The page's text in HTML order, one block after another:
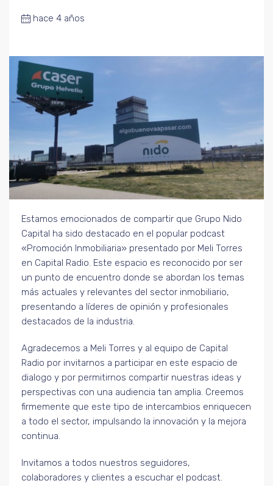
hace 4 años
Estamos emocionados de compartir que Grupo Nido
Capital ha sido destacado en el popular podcast
«Promoción Inmobiliaria» presentado por Meli Torres
en Capital Radio. Este espacio es reconocido por ser
un punto de encuentro donde se abordan los temas
más actuales y relevantes del sector inmobiliario,
presentando a líderes de opinión y profesionales
destacados de la industria.
Agradecemos a Meli Torres y al equipo de Capital
Radio por invitarnos a participar en este espacio de
dialogo y por permitirnos compartir nuestras ideas y
perspectivas con una audiencia tan amplia. Creemos
firmemente que este tipo de intercambios enriquecen
a todo el sector, impulsando la innovación y la mejora
continua.
Invitamos a todos nuestros seguidores,
colaboradores y clientes a escuchar el podcast.